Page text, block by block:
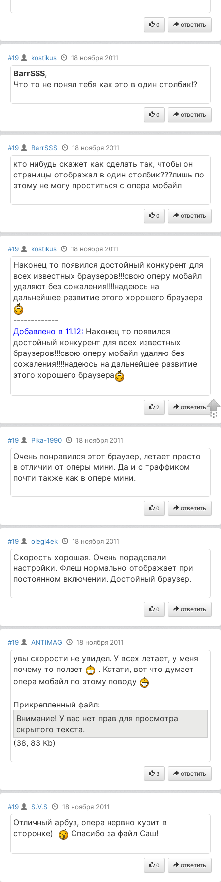
0 ответить
#19 kostikus 18 ноября 2011
BarrSSS,
Что то не понял тебя как это в один столбик!?
0 ответить
#19 BarrSSS 18 ноября 2011
кто нибудь скажет как сделать так, чтобы он
страницы отображал в один столбик???лишь по
этому не могу проститься с опера мобайл
0 ответить
#19 kostikus 18 ноября 2011
Наконец то появился достойный конкурент для
всех известных браузеров!!!свою оперу мобайл
удаляют без сожаления!!!!надеюсь на
дальнейшее развитие этого хорошего браузера
-------------
Добавлено в 11.12: Наконец то появился
достойный конкурент для всех известных
браузеров!!!свою оперу мобайл удаляю без
сожаления!!!!надеюсь на дальнейшее развитие
этого хорошего браузера
2 ответить
#19 Pika-1990 18 ноября 2011
Очень понравился этот браузер, летает просто
в отличии от оперы мини. Да и с траффиком
почти также как в опере мини.
0 ответить
#19 olegi4ek 18 ноября 2011
Скорость хорошая. Очень порадовали
настройки. Флеш нормально отображает при
постоянном включении. Достойный браузер.
0 ответить
#19 ANTIMAG 18 ноября 2011
увы скорости не увидел. У всех летает, у меня
почему то ползет
. Кстати, вот что думает
опера мобайл по этому поводу
Прикрепленный файл:
Внимание! У вас нет прав для просмотра
скрытого текста.
(38, 83 Kb)
3 ответить
#19 S.V.S 18 ноября 2011
Отличный арбуз, опера нервно курит в
сторонке)
Спасибо за файл Саш!
0 ответить